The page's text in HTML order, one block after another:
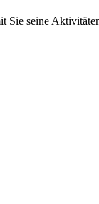
Sie seine